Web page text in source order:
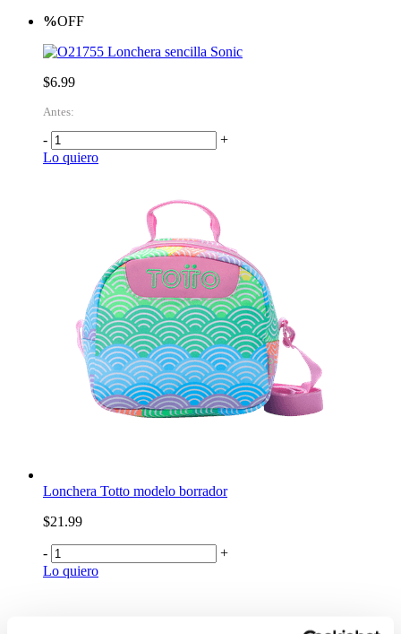
%OFF
Lonchera sencilla Sonic
$6.99
Antes:
-
+
Lo quiero
Lonchera Totto modelo borrador
$21.99
-
+
Lo quiero